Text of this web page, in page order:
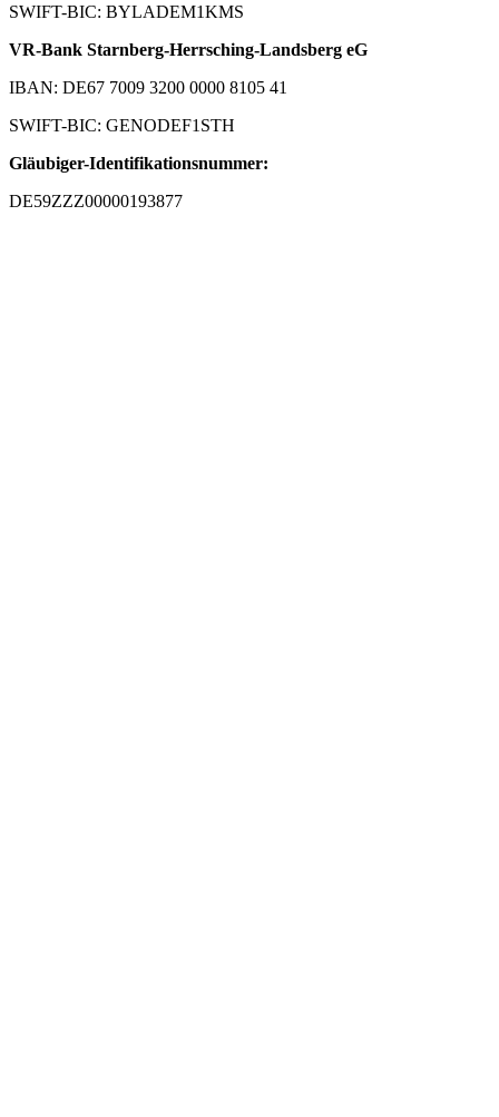
SWIFT-BIC: BYLADEM1KMS
VR-Bank Starnberg-Herrsching-Landsberg eG
IBAN: DE67 7009 3200 0000 8105 41
SWIFT-BIC: GENODEF1STH
Gläubiger-Identifikationsnummer:
DE59ZZZ00000193877